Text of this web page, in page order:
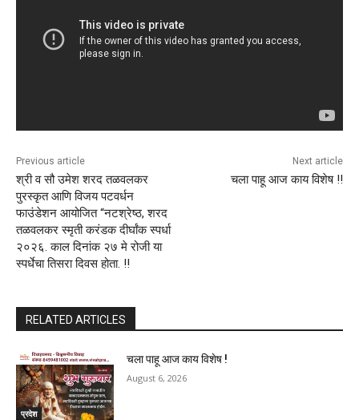
Previous article
श्री व सौ उमेश शरद तळवलकर
पुरस्कृत आणि विजय पटवर्धन
फाउंडेशन आयोजित “नटश्रेष्ठ, शरद
तळवलकर स्मृती करंडक दीर्घांक स्पर्धा
२०२६. काल दिनांक २७ मे रोजी या
स्पर्धेचा तिसरा दिवस होता. !!
Next article
चला पाहू आज काय विशेष !!
RELATED ARTICLES
प्रदेश
चला पाहू आज काय विशेष !
August 6, 2026